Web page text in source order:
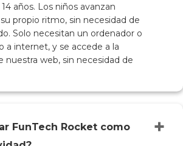
años. Los niños avanzan
propio ritmo, sin necesidad de
Solo necesitan un ordenador o
a internet, y se accede a la
nuestra web, sin necesidad de
FunTech Rocket como
+